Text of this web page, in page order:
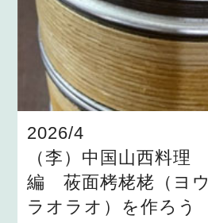
2026/4
（李）中国山西料
編 莜面栲栳栳（ヨ
ラオラオ）を作ろう